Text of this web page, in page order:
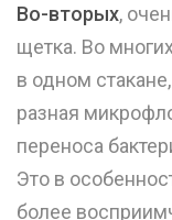
Во-вторых,
щетка. Во
в одном
разная
переноса
Это в
более